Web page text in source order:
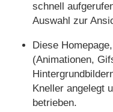
schnell
Auswahl zur
Diese
(Animationen,
Kneller angelegt
betrieben.